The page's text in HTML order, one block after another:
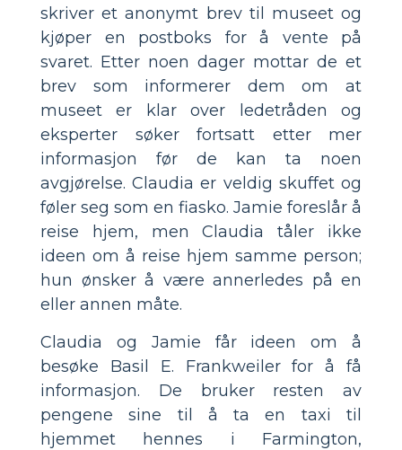
skriver et anonymt brev til museet og
kjøper en postboks for å vente på
svaret. Etter noen dager mottar de et
brev som informerer dem om at
museet er klar over ledetråden og
eksperter søker fortsatt etter mer
informasjon før de kan ta noen
avgjørelse. Claudia er veldig skuffet og
føler seg som en fiasko. Jamie foreslår å
reise hjem, men Claudia tåler ikke
ideen om å reise hjem samme person;
hun ønsker å være annerledes på en
eller annen måte.
Claudia og Jamie får ideen om å
besøke Basil E. Frankweiler for å få
informasjon. De bruker resten av
pengene sine til å ta en taxi til
hjemmet hennes i Farmington,